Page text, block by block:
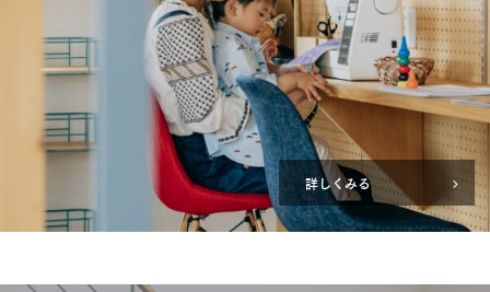
詳しくみる